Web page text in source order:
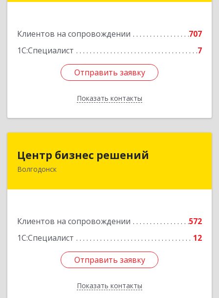
Клиентов на сопровождении
707
1С:Специалист
7
Отправить заявку
Показать контакты
Отправить заявку
Назад
Центр бизнес решений
Волгодонск
Клиентов на сопровождении
572
1С:Специалист
12
Отправить заявку
Показать контакты
Центр бизнес решений
347375, Ростовская обл, Волгодонск г,
Отправить заявку
Назад